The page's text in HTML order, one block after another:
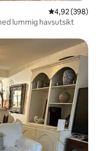
4,92 av 5 i
4,92 (398)
lummig havsutsikt